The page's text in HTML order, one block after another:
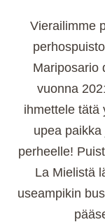
Vierailimme
Mariposario
vuonna
ihmettele tätä
upea
perheelle!
La Mielistä
useampikin